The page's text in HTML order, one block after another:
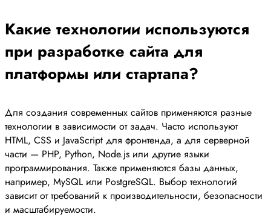
Какие технологии используются
при разработке сайта для
платформы или стартапа?
Для создания современных сайтов применяются разные
технологии в зависимости от задач. Часто используют
HTML, CSS и JavaScript для фронтенда, а для серверной
части — PHP, Python, Node.js или другие языки
программирования. Также применяются базы данных,
например, MySQL или PostgreSQL. Выбор технологий
зависит от требований к производительности, безопасности
и масштабируемости.